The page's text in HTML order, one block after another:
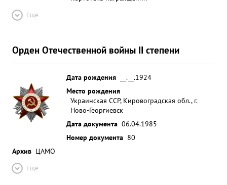
Ещё
Орден Отечественной войны II степени
Дата рождения
__.__.1924
Место рождения
Украинская ССР, Кировоградская обл., г.
Ново-Георгиевск
Дата документа 06.04.1985
Номер документа 80
Архив ЦАМО
Ещё